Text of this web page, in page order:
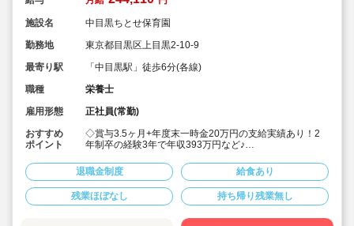
施設名
中目黒ちとせ保育園
勤務地
東京都目黒区上目黒2-10-9
最寄り駅
「中目黒駅」徒歩6分(各線)
職種
栄養士
雇用形態
正社員(常勤)
おすすめ
ポイント
◇賞与3.5ヶ月+年度末一時金20万円の支給実績あり！2
年制卒の経験3年で年収393万円など♪
給255,880円）
◇安定した大手社会福祉法人のお仕事です
◇有給休暇(初年度10日)とは別に、入社後すぐに使える
リフレッシュ休暇を6日付与！
退職金制度 給食あり
残業ほぼなし 持ち帰り残業無し